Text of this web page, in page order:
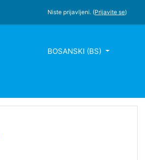
Niste prijavljeni. (Prijavite se)
BOSANSKI ‎(BS)‎